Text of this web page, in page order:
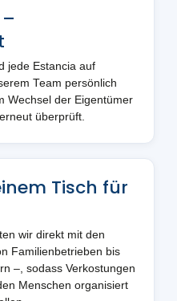
jede Estancia auf
Team persönlich
Wechsel der Eigentümer
überprüft.
Tisch für
wir direkt mit den
Familienbetrieben bis
–, sodass Verkostungen
Menschen organisiert